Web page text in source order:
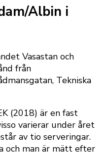
Albin i
Vasastan och
från
Tekniska
(2018) är en fast
varierar under året
av tio serveringar.
och man är mätt efter